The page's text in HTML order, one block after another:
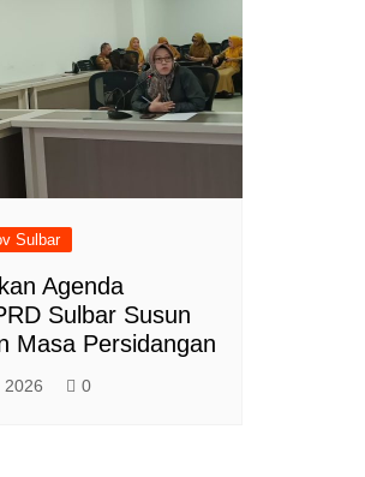
Sulbar
Agenda
Sulbar Susun
Masa Persidangan
2026 0